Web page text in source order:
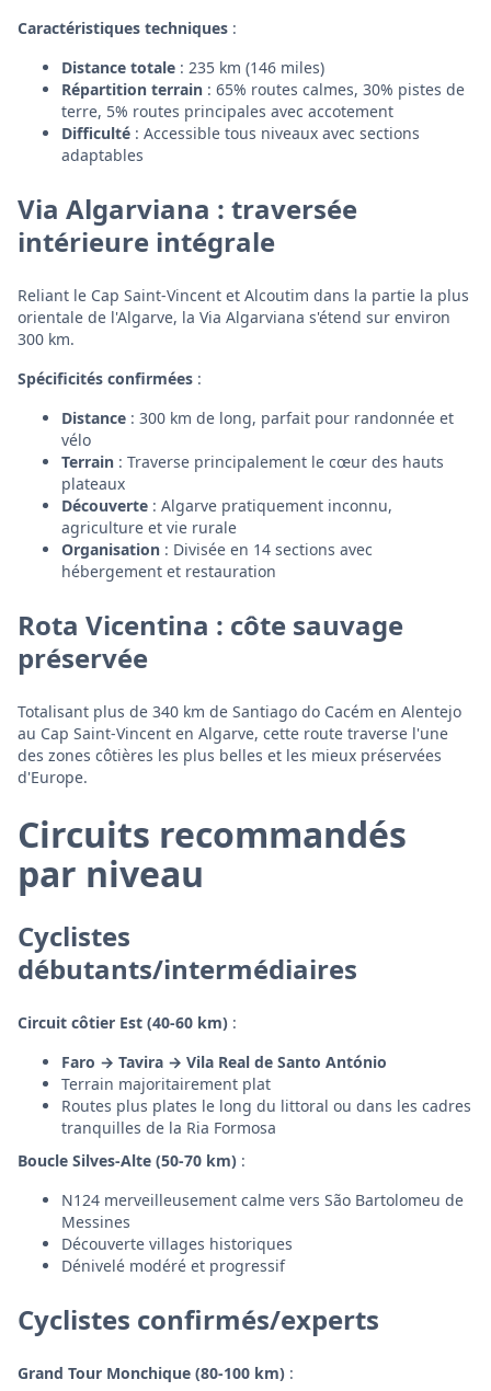
Caractéristiques techniques :
Distance totale : 235 km (146 miles)
Répartition terrain : 65% routes calmes, 30% pistes de
terre, 5% routes principales avec accotement
Difficulté : Accessible tous niveaux avec sections
adaptables
Via Algarviana : traversée
intérieure intégrale
Reliant le Cap Saint-Vincent et Alcoutim dans la partie la plus
orientale de l'Algarve, la Via Algarviana s'étend sur environ
300 km.
Spécificités confirmées :
Distance : 300 km de long, parfait pour randonnée et
vélo
Terrain : Traverse principalement le cœur des hauts
plateaux
Découverte : Algarve pratiquement inconnu,
agriculture et vie rurale
Organisation : Divisée en 14 sections avec
hébergement et restauration
Rota Vicentina : côte sauvage
préservée
Totalisant plus de 340 km de Santiago do Cacém en Alentejo
au Cap Saint-Vincent en Algarve, cette route traverse l'une
des zones côtières les plus belles et les mieux préservées
d'Europe.
Circuits recommandés
par niveau
Cyclistes
débutants/intermédiaires
Circuit côtier Est (40-60 km) :
Faro → Tavira → Vila Real de Santo António
Terrain majoritairement plat
Routes plus plates le long du littoral ou dans les cadres
tranquilles de la Ria Formosa
Boucle Silves-Alte (50-70 km) :
N124 merveilleusement calme vers São Bartolomeu de
Messines
Découverte villages historiques
Dénivelé modéré et progressif
Cyclistes confirmés/experts
Grand Tour Monchique (80-100 km) :